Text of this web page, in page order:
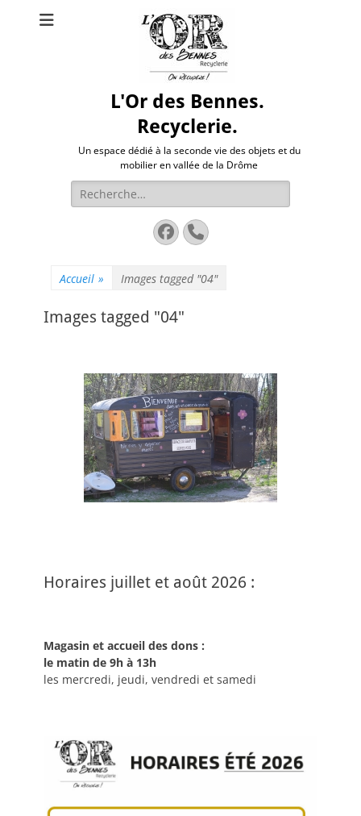
L'Or des Bennes.
Recyclerie.
Un espace dédié à la seconde vie des objets et du
mobilier en vallée de la Drôme
Rechercher :
Facebook
Tél
Accueil » Images tagged "04"
Images tagged "04"
Horaires juillet et août 2026 :
Magasin et accueil des dons :
le matin de 9h à 13h
les mercredi, jeudi, vendredi et samedi